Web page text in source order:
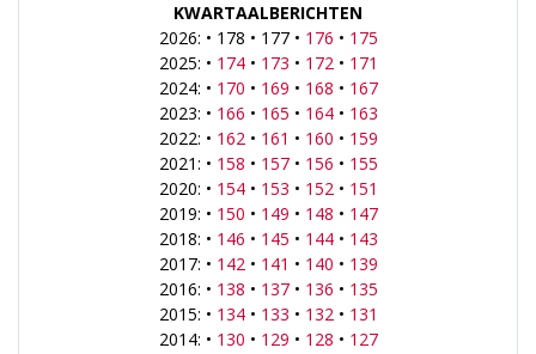
KWARTAALBERICHTEN
2026: • 178 • 177 • 176 • 175
2025: • 174• 173 • 172• 171
2024: • 170 • 169 • 168 • 167
2023: • 166 • 165 • 164• 163
2022: • 162• 161 • 160 • 159
2021: • 158 • 157• 156 • 155
2020: • 154• 153 • 152• 151
2019: • 150 • 149 • 148 • 147
2018: • 146 • 145 • 144• 143
2017: • 142• 141 • 140 • 139
2016: • 138 • 137• 136 • 135
2015: • 134• 133 • 132• 131
2014: • 130 • 129 • 128 • 127